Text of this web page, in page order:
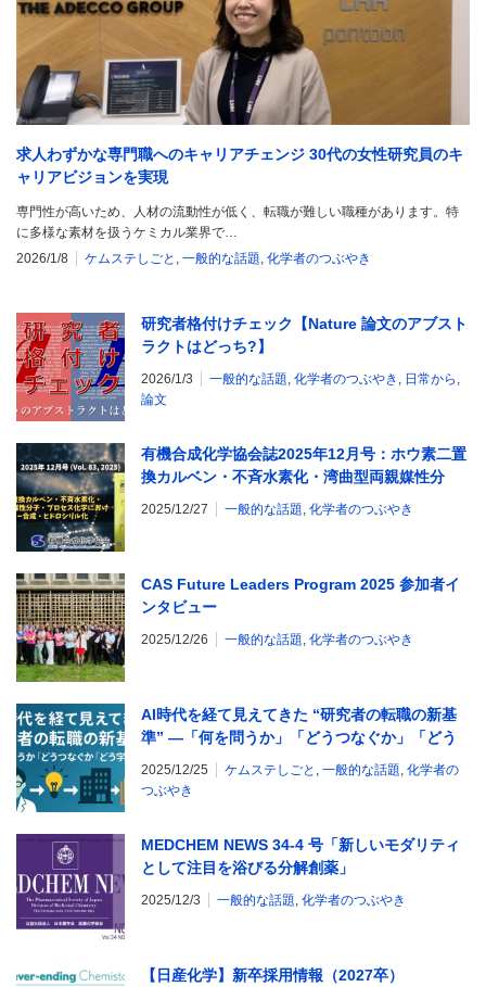
求人わずかな専門職へのキャリアチェンジ 30代の女性研究員のキ
ャリアビジョンを実現
専門性が高いため、人材の流動性が低く、転職が難しい職種があります。特
に多様な素材を扱うケミカル業界で…
2026/1/8
ケムステしごと , 一般的な話題, 化学者のつぶやき
研究者格付けチェック【Nature 論文のアブスト
ラクトはどっち?】
2026/1/3 一般的な話題, 化学者のつぶやき , 日常から ,
論文
有機合成化学協会誌2025年12月号：ホウ素二置
換カルベン・不斉水素化・湾曲型両親媒性分
子・プロセス化学におけるフロー合成・ヒドロ
2025/12/27 一般的な話題, 化学者のつぶやき
CAS Future Leaders Program 2025 参加者イ
ンタビュー
2025/12/26 一般的な話題, 化学者のつぶやき
AI時代を経て見えてきた “研究者の転職の新基
準” —「何を問うか」「どうつなぐか」「どう
学び直すか」—
2025/12/25 ケムステしごと , 一般的な話題, 化学者の
つぶやき
MEDCHEM NEWS 34-4 号「新しいモダリティ
として注目を浴びる分解創薬」
2025/12/3 一般的な話題, 化学者のつぶやき
【日産化学】新卒採用情報（2027卒）